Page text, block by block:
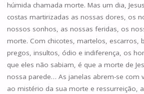
húmida chamada morte. Mas um dia,
costas martirizadas as nossas dores, os
nossos sonhos, as nossas feridas, os
morte. Com chicotes, martelos, escarros,
pregos, insultos, ódio e indiferença, os
que eles não sabiam, é que a morte de
nossa parede… As janelas abrem-se com
ao mistério da sua morte e ressurreição,